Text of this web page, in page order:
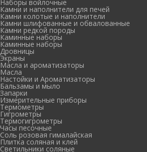
Наборы войлочные
Камни и наполнители для печей
Камни колотые и наполнители
Камни шлифованные и обвалованные
Камни редкой породы
Каминные наборы
Каминные наборы
Дровницы
Экраны
Масла и ароматизаторы
Масла
Настойки и Ароматизаторы
Бальзамы и мыло
Запарки
Измерительные приборы
Термометры
Гигрометры
Термогигрометры
Часы песочные
Соль розовая гималайская
Плитка соляная и клей
Светильники соляные